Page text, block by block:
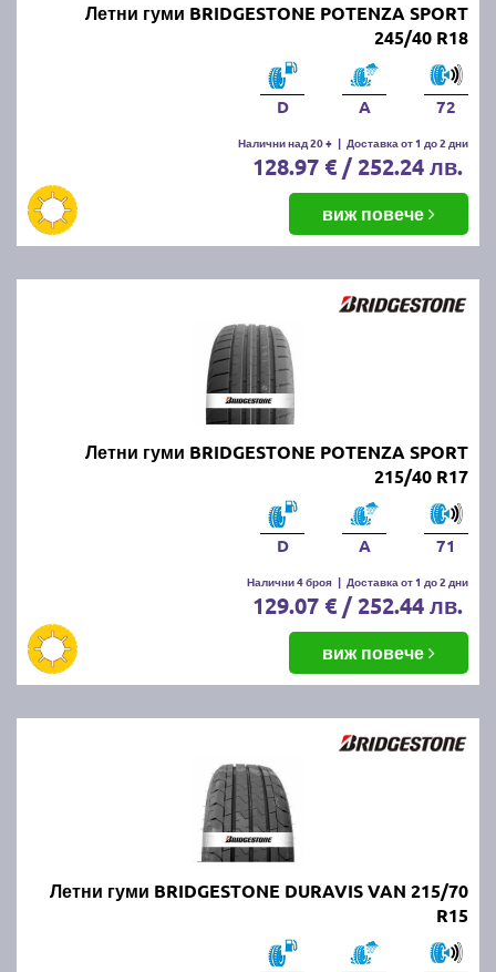
Летни гуми BRIDGESTONE POTENZA SPORT
245/40 R18
D A 72
Налични над 20 + | Доставка от 1 до 2 дни
128.97 € / 252.24 лв.
виж повече
Летни гуми BRIDGESTONE POTENZA SPORT
215/40 R17
D A 71
Налични 4 броя | Доставка от 1 до 2 дни
129.07 € / 252.44 лв.
виж повече
Летни гуми BRIDGESTONE DURAVIS VAN 215/70
R15